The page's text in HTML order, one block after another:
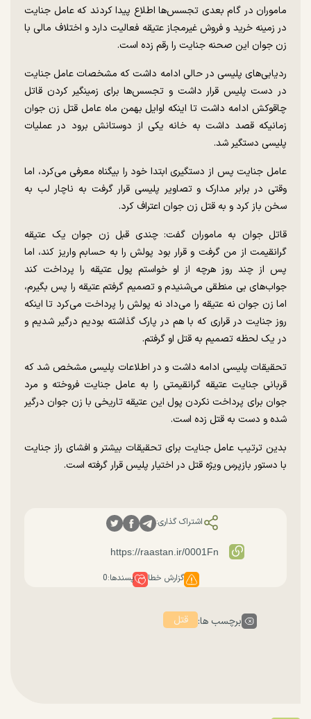
ماموران در گام بعدی تجسس‌ها اطلاع پیدا کردند که عامل جنایت
در زمینه خرید و فروش غیرمجاز عتیقه فعالیت دارد و اختلاف مالی با
زن جوان این صحنه جنایت را رقم زده است.
ردیابی‌های پلیسی در حالی ادامه داشت که مشخصات عامل جنایت
در دست پلیس قرار داشت و تجسس‌ها برای زمینگیر کردن قاتل
چاقوکش ادامه داشت تا اینکه اوایل بهمن ماه عامل قتل زن جوان
زمانیکه قصد داشت به خانه یکی از دوستانش برود در عملیات
پلیسی دستگیر شد.
عامل جنایت پس از دستگیری ابتدا خود را بیگناه معرفی می‌کرد، اما
وقتی در برابر مدارک و تصاویر پلیسی قرار گرفت به ناچار لب به
سخن باز کرد و به قتل زن جوان اعتراف کرد.
قاتل جوان به ماموران گفت: چندی قبل زن جوان یک عتیقه
گرانقیمت از من گرفت و قرار بود پولش را به حسابم واریز کند، اما
پس از چند روز هرچه از او خواستم پول عتیقه را پرداخت کند
جواب‌های بی منطقی می‌شنیدم و تصمیم گرفتم عتیقه را پس بگیرم،
اما زن جوان نه عتیقه را می‌داد نه پولش را پرداخت می‌کرد تا اینکه
روز جنایت در قراری که با هم در پارک گذاشته بودیم درگیر شدیم و
در یک لحظه تصمیم به قتل او گرفتم.
تحقیقات پلیسی ادامه داشت و در اطلاعات پلیسی مشخص شد که
قربانی جنایت عتیقه گرانقیمتی را به عامل جنایت فروخته و مرد
جوان برای پرداخت نکردن پول این عتیقه تاریخی با زن جوان درگیر
شده و دست به قتل زده است.
بدین ترتیب عامل جنایت برای تحقیقات بیشتر و افشای راز جنایت
با دستور بازپرس ویژه قتل در اختیار پلیس قرار گرفته است.
اشتراک گذاری:
گزارش خطا پسندها:0
برچسب ها: قتل